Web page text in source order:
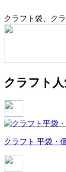
クラフト袋、ク
クラフト
クラフト 平袋・